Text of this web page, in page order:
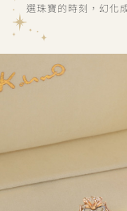
選珠寶的時刻，幻化